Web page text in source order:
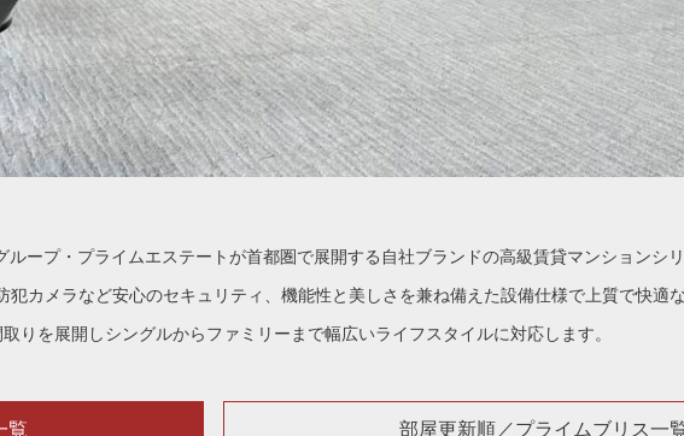
ループ・プライムエステートが首都圏で展開する自社ブランドの高級賃貸マンションシリ
カメラなど安心のセキュリティ、機能性と美しさを兼ね備えた設備仕様で上質で快適
りを展開しシングルからファミリーまで幅広いライフスタイルに対応します。
覧 部屋更新順／プライムブリス一